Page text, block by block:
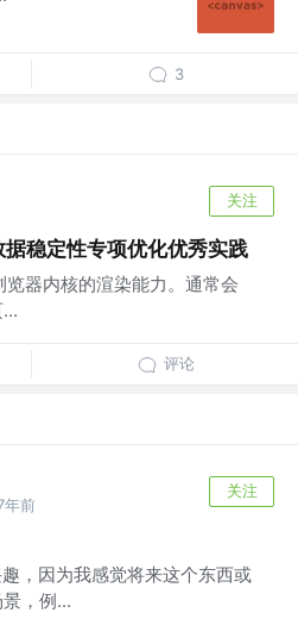
3
关注
稳定性专项优化优秀实践
器内核的渲染能力。通常会
评论
年前
关注
，因为我感觉将来这个东西或
，例...